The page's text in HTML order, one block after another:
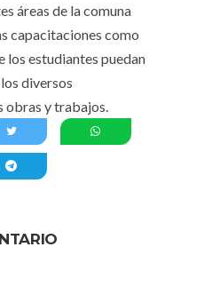
áreas de la comuna
capacitaciones como
los estudiantes puedan
diversos
obras y trabajos.